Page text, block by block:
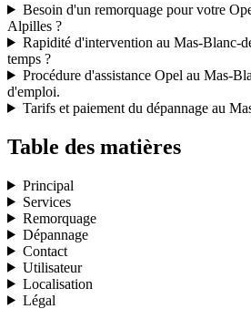
Besoin d'un remorquage pour votre
Alpilles ?
Rapidité d'intervention au Mas-Blanc-
temps ?
Procédure d'assistance Opel au Mas-
d'emploi.
Tarifs et paiement du dépannage au
Table des matières
Principal
Services
Remorquage
Dépannage
Contact
Utilisateur
Localisation
Légal